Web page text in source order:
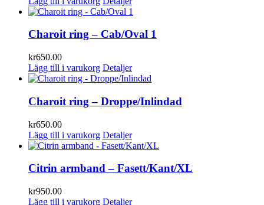
Charoit ring – Cab/Oval 1
kr650.00
Lägg till i varukorg Detaljer
Charoit ring – Droppe/Inlindad
kr650.00
Lägg till i varukorg Detaljer
Citrin armband – Fasett/Kant/XL
kr950.00
Lägg till i varukorg Detaljer